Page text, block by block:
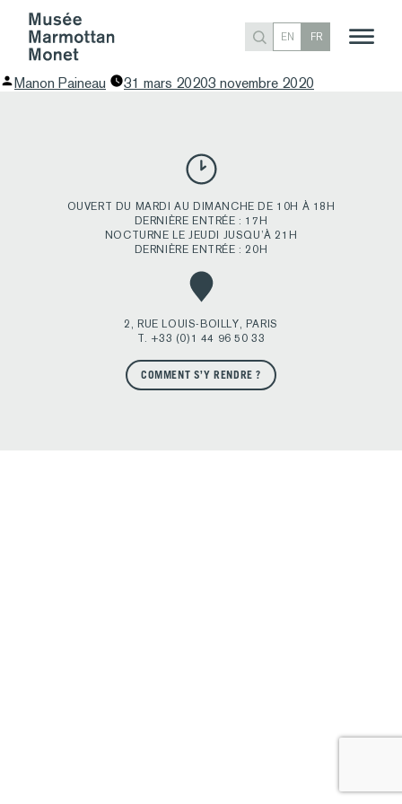
EN FR
EUGÈNE MANET ET SA FILLE DANS LE JARDIN DE
BOUGIVAL, 1881
Publié
Manon Paineau 31 mars 20203 novembre 2020
OUVERT DU MARDI AU DIMANCHE DE 10H À 18H
DERNIÈRE ENTRÉE : 17H
NOCTURNE LE JEUDI JUSQU’À 21H
DERNIÈRE ENTRÉE : 20H
2, RUE LOUIS-BOILLY, PARIS
T. +33 (0)1 44 96 50 33
COMMENT S’Y RENDRE ?